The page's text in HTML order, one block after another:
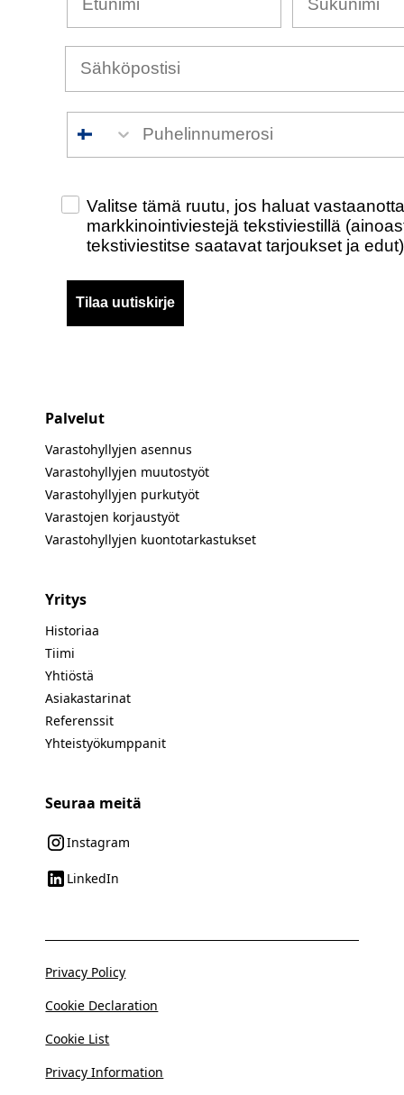
Check this box to also receive
Valitse tämä ruutu, jos haluat
markkinointiviestejä tekstiviestillä
tekstiviestitse saatavat tarjoukset ja
Tilaa uutiskirje
Palvelut
Varastohyllyjen asennus
Varastohyllyjen muutostyöt
Varastohyllyjen purkutyöt
Varastojen korjaustyöt
Varastohyllyjen kuontotarkastukset
Yritys
Historiaa
Tiimi
Yhtiöstä
Asiakastarinat
Referenssit
Yhteistyökumppanit
Seuraa meitä
Instagram
LinkedIn
Privacy Policy
Cookie Declaration
Cookie List
Privacy Information